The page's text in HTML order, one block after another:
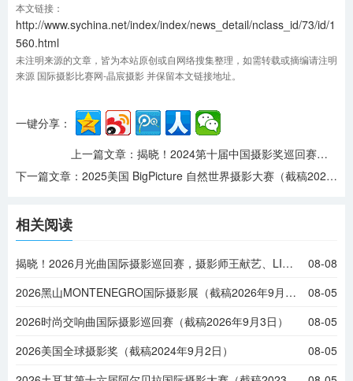
本文链接：
http://www.sychina.net/index/index/news_detail/nclass_id/73/id/1
560.html
未注明来源的文章，皆为本站原创或自网络搜集整理，如需转载或摘编请注明
来源 国际摄影比赛网-晶宸摄影 并保留本文链接地址。
一键分享：
上一篇文章： 揭晓！2024第十届中国摄影奖巡回赛，摄影师马伟华、苏刚等摘金
下一篇文章： 2025美国 BigPicture 自然世界摄影大赛（截稿2025年2月22日）
相关阅读
揭晓！2026月光曲国际摄影巡回赛，摄影师王献艺、LING JYI CHAO等摘金
08-08
2026黑山MONTENEGRO国际摄影展（截稿2026年9月6日）
08-05
2026时尚交响曲国际摄影巡回赛（截稿2026年9月3日）
08-05
2026美国全球摄影奖（截稿2024年9月2日）
08-05